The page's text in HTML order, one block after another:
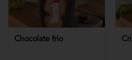
Chocolate frío